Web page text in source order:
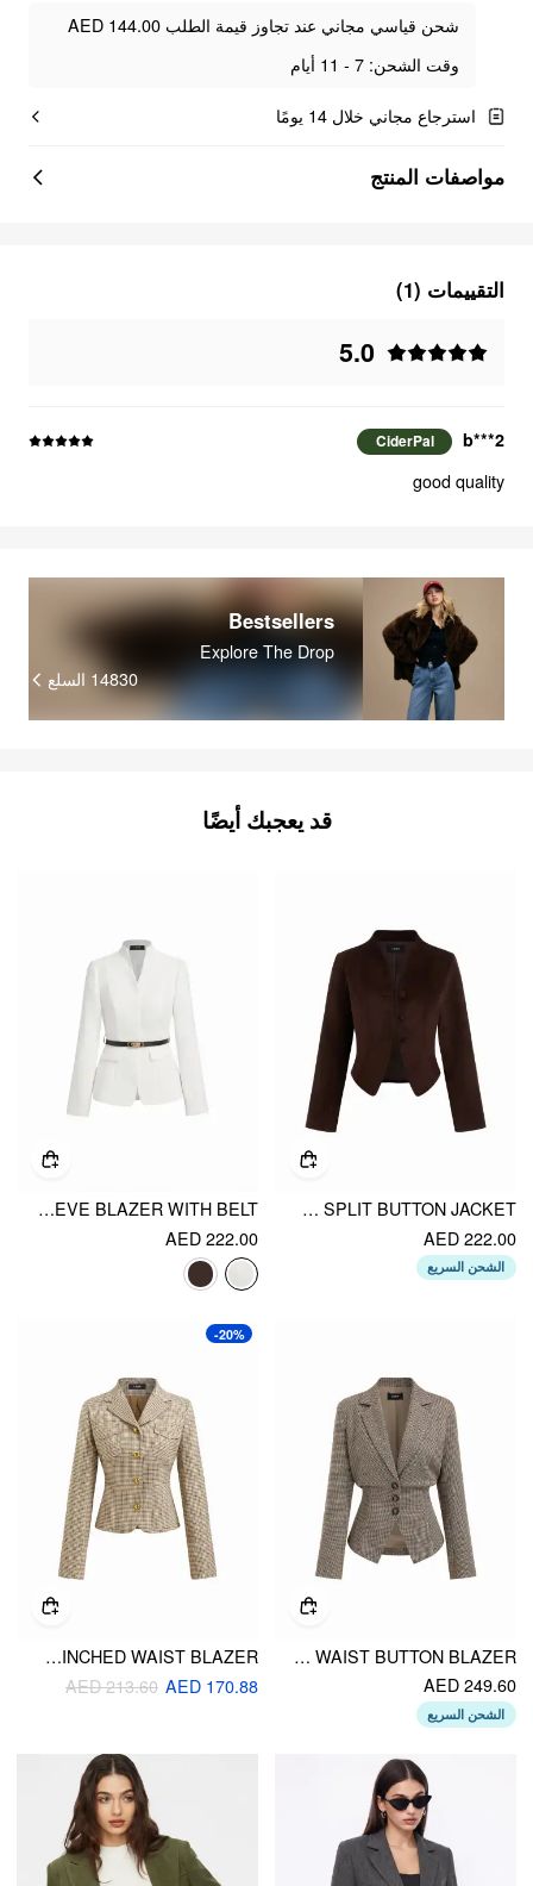
شحن قياسي مجاني عند تجاوز قيمة الطلب AED 144.00
وقت الشحن: 7 - 11 أيام
استرجاع مجاني خلال 14 يومًا
مواصفات المنتج
التقييمات (1)
5.0
b***2
CiderPal
good quality
Bestsellers
Explore The Drop
14830 السلع
قد يعجبك أيضًا
VELVET V-NECK SPLIT BUTTON JACKET
AED 222.00
الشحن السريع
TEXTURED STAND COLLAR LONG SLEEVE BLAZER WITH BELT
AED 222.00
COLLAR HOUNDSTOOTH LACE UP CINCHED WAIST BUTTON BLAZER
AED 249.60
الشحن السريع
-20%
PLAID NOTCHED COLLAR LONG SLEEVE METAL BUTTON CINCHED WAIST BLAZER
AED 170.88
AED 213.60